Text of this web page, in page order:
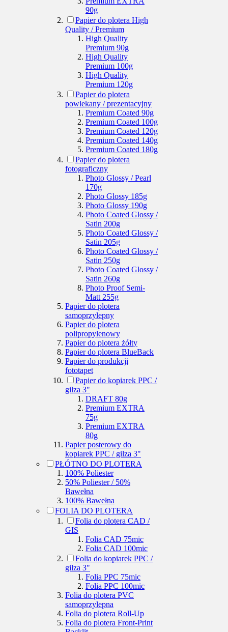
90g
Papier do plotera High
Quality / Premium
High Quality
Premium 90g
High Quality
Premium 100g
High Quality
Premium 120g
Papier do plotera
powlekany / prezentacyjny
Premium Coated 90g
Premium Coated 100g
Premium Coated 120g
Premium Coated 140g
Premium Coated 180g
Papier do plotera
fotograficzny
Photo Glossy / Pearl
170g
Photo Glossy 185g
Photo Glossy 190g
Photo Coated Glossy /
Satin 200g
Photo Coated Glossy /
Satin 205g
Photo Coated Glossy /
Satin 250g
Photo Coated Glossy /
Satin 260g
Photo Proof Semi-
Matt 255g
Papier do plotera
samoprzylepny
Papier do plotera
polipropylenowy
Papier do plotera żółty
Papier do plotera BlueBack
Papier do produkcji
fototapet
Papier do kopiarek PPC /
gilza 3"
DRAFT 80g
Premium EXTRA
75g
Premium EXTRA
80g
Papier posterowy do
kopiarek PPC / gilza 3"
PŁÓTNO DO PLOTERA
100% Poliester
50% Poliester / 50%
Bawełna
100% Bawełna
FOLIA DO PLOTERA
Folia do plotera CAD /
GIS
Folia CAD 75mic
Folia CAD 100mic
Folia do kopiarek PPC /
gilza 3"
Folia PPC 75mic
Folia PPC 100mic
Folia do plotera PVC
samoprzylepna
Folia do plotera Roll-Up
Folia do plotera Front-Print